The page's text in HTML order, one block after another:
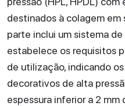
destinados à colagem
parte inclui um sistema
estabelece os requisitos
de utilização, indicando
decorativos de alta
espessura inferior a 2